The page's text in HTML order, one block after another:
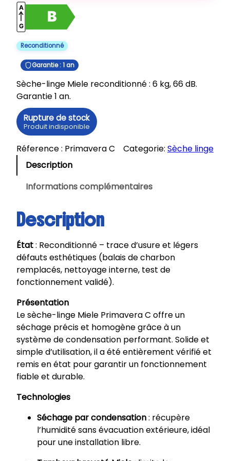
Reconditionné
Garantie : 1 an
Sèche-linge Miele reconditionné : 6 kg, 66 dB.
Garantie 1 an.
Rupture de stock
Produit indisponible
Réference : Primavera C Categorie: Sèche linge
Description
Informations complémentaires
Description
État: Reconditionné – trace d’usure et légers
défauts esthétiques (balais de charbon
remplacés, nettoyage interne, test de
fonctionnement validé).
Présentation
Le sèche-linge Miele Primavera C offre un
séchage précis et homogène grâce à un
système de condensation performant. Solide et
simple d’utilisation, il a été entièrement vérifié et
remis en état pour garantir un fonctionnement
fiable et durable.
Technologies
Séchage par condensation: récupère
l’humidité sans évacuation extérieure, idéal
pour une installation libre.